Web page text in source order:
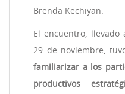
Brenda Kechiyan.
El encuentro, llevado
29 de noviembre,
familiarizar a los
productivos